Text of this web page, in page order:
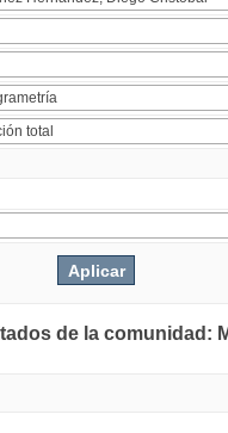
de la comunidad: